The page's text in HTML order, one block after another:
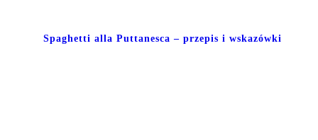
Spaghetti alla Puttanesca – przepis i wskazówki